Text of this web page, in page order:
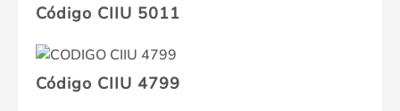
Código CIIU 5011
Código CIIU 4799